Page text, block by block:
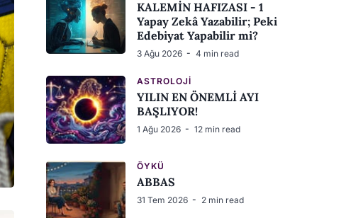
KALEMİN HAFIZASI - 1
Yapay Zekâ Yazabilir; Peki
Edebiyat Yapabilir mi?
3 Ağu 2026 4 min read
ASTROLOJI
YILIN EN ÖNEMLİ AYI
BAŞLIYOR!
1 Ağu 2026 12 min read
ÖYKÜ
ABBAS
31 Tem 2026 2 min read